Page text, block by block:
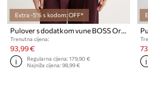
Extra -5% s kodom: OFF*
Trenutna cijena:
93,99 €
Regularna cijena:179,90 €
Najniža cijena:98,99 €